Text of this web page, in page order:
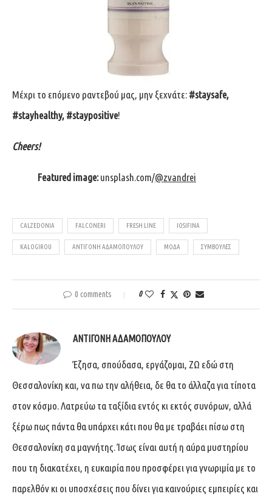
Μέχρι το επόμενο ραντεβού μας, μην ξεχνάτε: #staysafe,
#stayhealthy, #staypositive!
Cheers!
Featured image:unsplash.com/@zvandrei
CALZEDONIA FALCONERI FRESH LINE IOSIFINA
KALOGIROU ΑΝΤΙΓΌΝΗ ΑΔΑΜΟΠΟΎΛΟΥ ΜΌΔΑ ΣΥΜΒΟΥΛΈΣ
0 comments 0
ΑΝΤΙΓΌΝΗ ΑΔΑΜΟΠΟΎΛΟΥ
Έζησα, σπούδασα, εργάζομαι, ΖΩ εδώ στη
Θεσσαλονίκη και, να πω την αλήθεια, δε θα το άλλαζα για τίποτα
στον κόσμο. Λατρεύω τα ταξίδια εντός κι εκτός συνόρων, αλλά
ξέρω πως πάντα θα υπάρχει κάτι που θα με τραβάει πίσω στη
Θεσσαλονίκη σα μαγνήτης. Ίσως είναι αυτή η αύρα μυστηρίου
που τη διακατέχει, η ευκαιρία που προσφέρει για γνωριμία με το
παρελθόν κι οι υποσχέσεις που δίνει για καινούριες εμπειρίες και